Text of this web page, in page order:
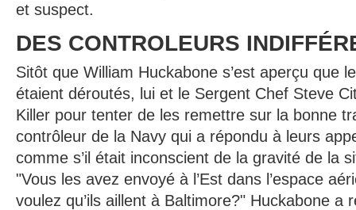
et suspect.
DES CONTROLEURS
Sitôt que William Huckabone s’est aperçu que
étaient déroutés, lui et le Sergent Chef Steve
Killer pour tenter de les remettre sur la bonne
contrôleur de la Navy qui a répondu à leurs
comme s’il était inconscient de la gravité de la
"Vous les avez envoyé à l’Est dans l’espace
voulez qu’ils aillent à Baltimore?" Huckabone a